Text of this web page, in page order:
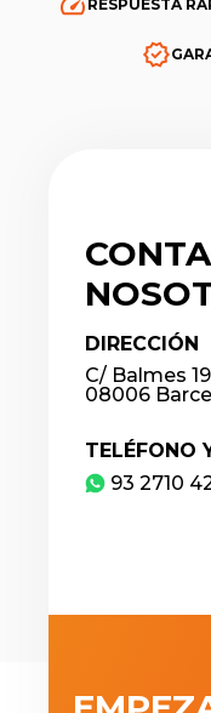
RESPUESTA
DIRECCIÓN
C/ Balmes
08006
TELÉFONO
​93 2710